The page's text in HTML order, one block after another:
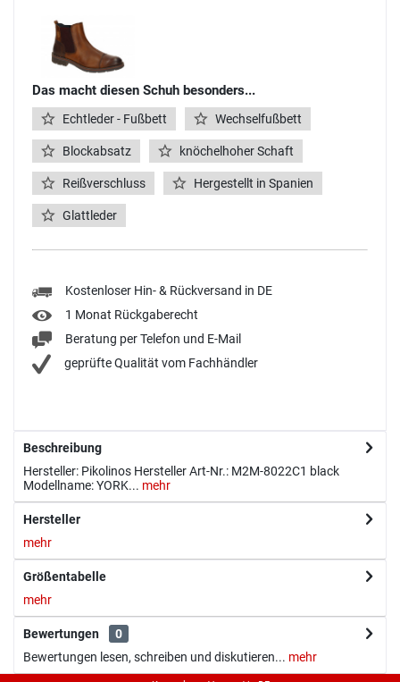
Das macht diesen Schuh besonders...
Echtleder - Fußbett Wechselfußbett
Blockabsatz knöchelhoher Schaft
Reißverschluss Hergestellt in Spanien
Glattleder
Kostenloser Hin- & Rückversand in DE
1 Monat Rückgaberecht
Beratung per Telefon und E-Mail
geprüfte Qualität vom Fachhändler
Beschreibung
Hersteller: Pikolinos Hersteller Art-Nr.: M2M-8022C1 black
Modellname: YORK... mehr
Hersteller
mehr
Größentabelle
mehr
Bewertungen
0
Bewertungen lesen, schreiben und diskutieren... mehr